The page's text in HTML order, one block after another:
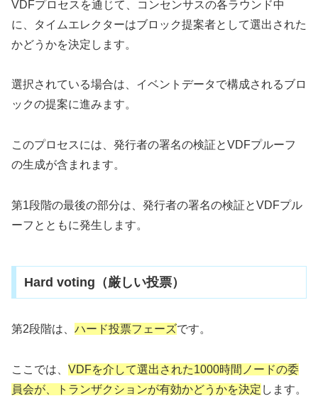
VDFプロセスを通じて、コンセンサスの各ラウンド中
に、タイムエレクターはブロック提案者として選出された
かどうかを決定します。
選択されている場合は、イベントデータで構成されるブロ
ックの提案に進みます。
このプロセスには、発行者の署名の検証とVDFプルーフ
の生成が含まれます。
第1段階の最後の部分は、発行者の署名の検証とVDFプル
ーフとともに発生します。
Hard voting（厳しい投票）
第2段階は、 ハード投票フェーズです。
ここでは、 VDFを介して選出された1000時間ノードの委
員会が、トランザクションが有効かどうかを決定 します。